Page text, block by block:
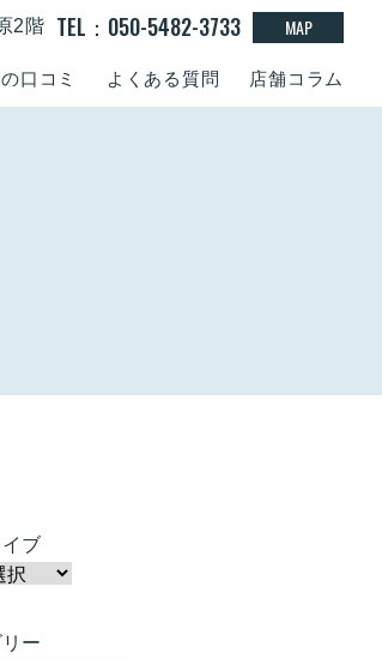
口コミ よくある質問 店舗コラム
2階 TEL：050-5482-3733 MAP
ブ
ー